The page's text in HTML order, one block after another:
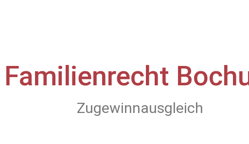
Familienrecht
Zugewinnausgleich